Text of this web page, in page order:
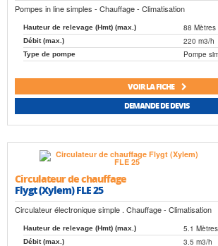
Pompes in line simples - Chauffage - Climatisation
Hauteur de relevage (Hmt) (max.) 88 Mètres
Débit (max.) 220 m3/h
Type de pompe Pompe
VOIR LA FICHE
DEMANDE DE DEVIS
Circulateur de chauffage
Flygt (Xylem) FLE 25
Circulateur électronique simple . Chauffage - Climatisation
Hauteur de relevage (Hmt) (max.) 5.1 Mètres
Débit (max.) 3.5 m3/h